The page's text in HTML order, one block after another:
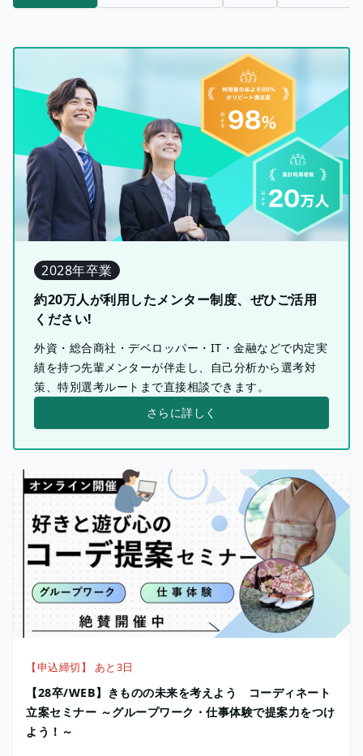
2028年卒業
約20万人が利用したメンター制度、ぜひご活用
ください!
外資・総合商社・デベロッパー・IT・金融などで内定実
績を持つ先輩メンターが伴走し、自己分析から選考対
策、特別選考ルートまで直接相談できます。
さらに詳しく
【申込締切】 あと3日
【28卒/WEB】きものの未来を考えよう コーディネート
立案セミナー ～グループワーク・仕事体験で提案力をつけ
よう！～